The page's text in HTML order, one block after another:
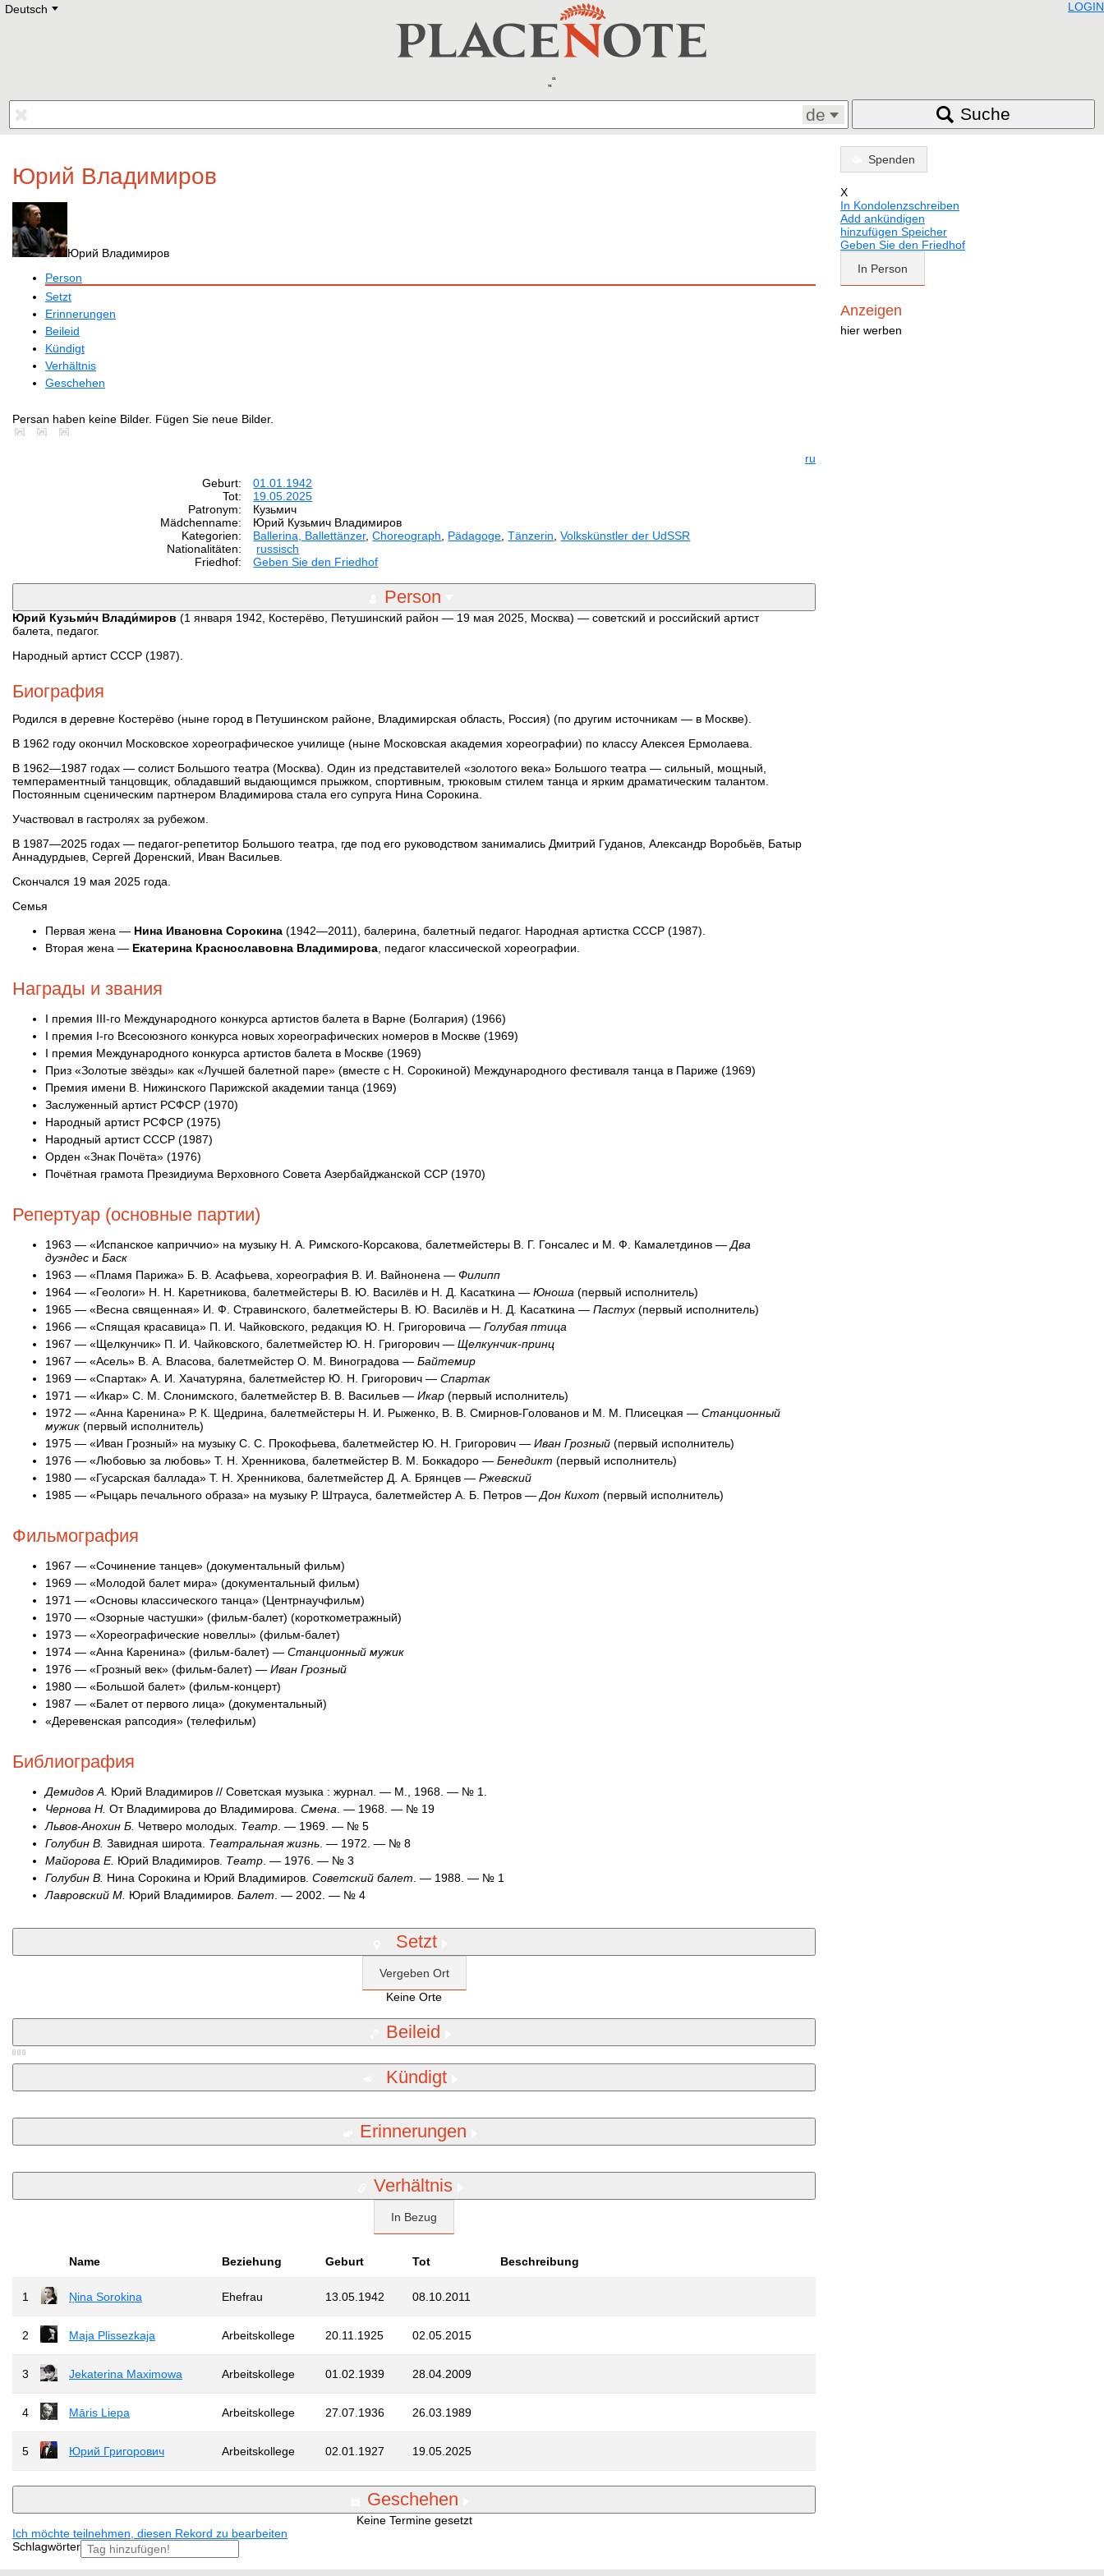
Deutsch E
Deutsch
Polski
Hebrew
Eestikeelne
LOGIN
de Suche
Юрий Владимиров
Юрий Владимиров
Person
Setzt
Erinnerungen
Beileid
Kündigt
Verhältnis
Geschehen
Persan haben keine Bilder. Fügen Sie neue Bilder.
ru
Geburt:
01.01.1942
Tot:
19.05.2025
Patronym:
Кузьмич
Mädchenname:
Юрий Кузьмич Владимиров
Kategorien:
Ballerina, Ballettänzer,Choreograph Pädagoge ,Tänzerin ,Volkskünstler der UdSSR
Nationalitäten:
russisch
Friedhof:
Geben Sie den Friedhof
Person
Юрий Кузьми́ч Влади́миров (1 января 1942, Костерёво, Петушинский район — 19 мая 2025, Москва) — советский и российский артист
балета, педагог.
Народный артист СССР (1987).
Биография
Родился в деревне Костерёво (ныне город в Петушинском районе, Владимирская область, Россия) (по другим источникам — в Москве).
В 1962 году окончил Московское хореографическое училище (ныне Московская академия хореографии) по классу Алексея Ермолаева.
В 1962—1987 годах — солист Большого театра (Москва). Один из представителей «золотого века» Большого театра — сильный, мощный,
темпераментный танцовщик, обладавший выдающимся прыжком, спортивным, трюковым стилем танца и ярким драматическим талантом.
Постоянным сценическим партнером Владимирова стала его супруга Нина Сорокина.
Участвовал в гастролях за рубежом.
В 1987—2025 годах — педагог-репетитор Большого театра, где под его руководством занимались Дмитрий Гуданов, Александр Воробьёв, Батыр
Аннадурдыев, Сергей Доренский, Иван Васильев.
Скончался 19 мая 2025 года.
Семья
Первая жена — Нина Ивановна Сорокина (1942—2011), балерина, балетный педагог. Народная артистка СССР (1987).
Вторая жена — Екатерина Краснославовна Владимирова , педагог классической хореографии.
Награды и звания
I премия III-го Международного конкурса артистов балета в Варне (Болгария) (1966)
I премия I-го Всесоюзного конкурса новых хореографических номеров в Москве (1969)
I премия Международного конкурса артистов балета в Москве (1969)
Приз «Золотые звёзды» как «Лучшей балетной паре» (вместе с Н. Сорокиной) Международного фестиваля танца в Париже (1969)
Премия имени В. Нижинского Парижской академии танца (1969)
Заслуженный артист РСФСР (1970)
Народный артист РСФСР (1975)
Народный артист СССР (1987)
Орден «Знак Почёта» (1976)
Почётная грамота Президиума Верховного Совета Азербайджанской ССР (1970)
Репертуар (основные партии)
1963 — «Испанское каприччио» на музыку Н. А. Римского-Корсакова, балетмейстеры В. Г. Гонсалес и М. Ф. Камалетдинов — Два
дуэндес и Баск
1963 — «Пламя Парижа» Б. В. Асафьева, хореография В. И. Вайнонена — Филипп
1964 — «Геологи» Н. Н. Каретникова, балетмейстеры В. Ю. Василёв и Н. Д. Касаткина — Юноша (первый исполнитель)
1965 — «Весна священная» И. Ф. Стравинского, балетмейстеры В. Ю. Василёв и Н. Д. Касаткина — Пастух (первый исполнитель)
1966 — «Спящая красавица» П. И. Чайковского, редакция Ю. Н. Григоровича — Голубая птица
1967 — «Щелкунчик» П. И. Чайковского, балетмейстер Ю. Н. Григорович — Щелкунчик-принц
1967 — «Асель» В. А. Власова, балетмейстер О. М. Виноградова — Байтемир
1969 — «Спартак» А. И. Хачатуряна, балетмейстер Ю. Н. Григорович — Спартак
1971 — «Икар» С. М. Слонимского, балетмейстер В. В. Васильев — Икар (первый исполнитель)
1972 — «Анна Каренина» Р. К. Щедрина, балетмейстеры Н. И. Рыженко, В. В. Смирнов-Голованов и М. М. Плисецкая — Станционный
мужик (первый исполнитель)
1975 — «Иван Грозный» на музыку С. С. Прокофьева, балетмейстер Ю. Н. Григорович — Иван Грозный (первый исполнитель)
1976 — «Любовью за любовь» Т. Н. Хренникова, балетмейстер В. М. Боккадоро — Бенедикт (первый исполнитель)
1980 — «Гусарская баллада» Т. Н. Хренникова, балетмейстер Д. А. Брянцев — Ржевский
1985 — «Рыцарь печального образа» на музыку Р. Штрауса, балетмейстер А. Б. Петров — Дон Кихот (первый исполнитель)
Фильмография
1967 — «Сочинение танцев» (документальный фильм)
1969 — «Молодой балет мира» (документальный фильм)
1971 — «Основы классического танца» (Центрнаучфильм)
1970 — «Озорные частушки» (фильм-балет) (короткометражный)
1973 — «Хореографические новеллы» (фильм-балет)
1974 — «Анна Каренина» (фильм-балет) — Станционный мужик
1976 — «Грозный век» (фильм-балет) — Иван Грозный
1980 — «Большой балет» (фильм-концерт)
1987 — «Балет от первого лица» (документальный)
«Деревенская рапсодия» (телефильм)
Библиография
Демидов А. Юрий Владимиров // Советская музыка : журнал. — М., 1968. — № 1.
Чернова Н. От Владимирова до Владимирова. Смена . — 1968. — № 19
Львов-Анохин Б. Четверо молодых. Театр . — 1969. — № 5
Голубин В. Завидная широта. Театральная жизнь . — 1972. — № 8
Майорова Е. Юрий Владимиров. Театр . — 1976. — № 3
Голубин В. Нина Сорокина и Юрий Владимиров. Советский балет . — 1988. — № 1
Лавровский М. Юрий Владимиров. Балет . — 2002. — № 4
Setzt
Vergeben Ort
Keine Orte
Beileid
Kündigt
Erinnerungen
Verhältnis
In Bezug
Name Beziehung Geburt Tot Beschreibung
1 Ņina Sorokina Ehefrau 13.05.1942 08.10.2011
2 Maja Plissezkaja Arbeitskollege 20.11.1925 02.05.2015
3 Jekaterina Maximowa Arbeitskollege 01.02.1939 28.04.2009
4 Māris Liepa Arbeitskollege 27.07.1936 26.03.1989
5 Юрий Григорович Arbeitskollege 02.01.1927 19.05.2025
Geschehen
Keine Termine gesetzt
Ich möchte teilnehmen, diesen Rekord zu bearbeiten
Schlagwörter
Spenden
X
In Kondolenzschreiben
Add ankündigen
hinzufügen Speicher
Geben Sie den Friedhof
In Person
Anzeigen
hier werben